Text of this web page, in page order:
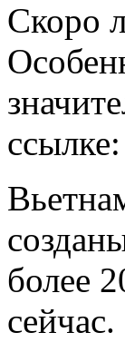
Скоро
ссылке:
более
сейчас.